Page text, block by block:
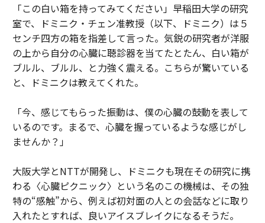
「この白い箱を持ってみてください」早稲田大学の研究
室で、ドミニク・チェン准教授（以下、ドミニク）は５
センチ四方の箱を指差して言った。気鋭の研究者が洋服
の上から自分の心臓に聴診器を当てたとたん、白い箱が
ブルル、ブルル、と力強く震える。こちらが驚いている
と、ドミニクは教えてくれた。
「今、感じてもらった振動は、僕の心臓の鼓動を表して
いるのです。まるで、心臓を握っているような感じがし
ませんか？」
大阪大学とNTTが開発し、ドミニクも現在その研究に携
わる〈心臓ピクニック〉という名のこの機械は、その独
特の“感触”から、例えば初対面の人との会話などに取り
入れたとすれば、良いアイスブレイクになるそうだ。